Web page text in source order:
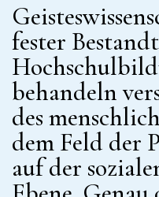
fester
behandeln
des
dem Feld der
auf der